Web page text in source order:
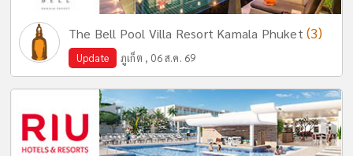
The Bell Pool Villa Resort Kamala Phuket (3)
Update ภูเก็ต , 06 ส.ค. 69